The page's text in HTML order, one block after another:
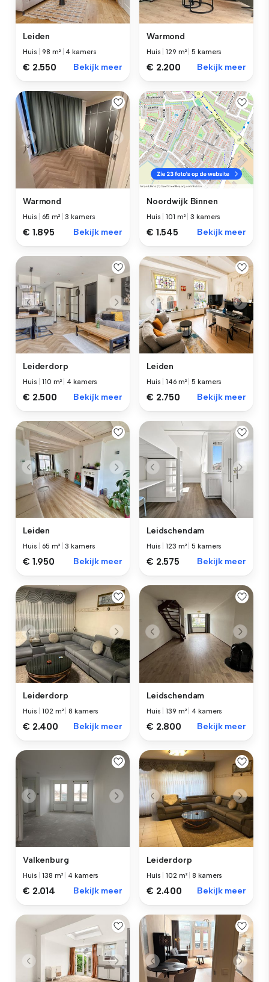
Leiden
Huis |98 m² 4 kamers
€ 2.550 Bekijk meer
Warmond
Huis |129 m² |5 kamers
€ 2.200 Bekijk meer
Warmond
Huis 65 m² |3 kamers
€ 1.895 Bekijk meer
Noordwijk Binnen
Huis |101 m² |3 kamers
€ 1.545 Bekijk meer
Leiderdorp
Huis |110 m² 4 kamers
€ 2.500 Bekijk meer
Leiden
Huis |146 m² |5 kamers
€ 2.750 Bekijk meer
Leiden
Huis 65 m² |3 kamers
€ 1.950 Bekijk meer
Leidschendam
Huis |123 m² |5 kamers
€ 2.575 Bekijk meer
Leiderdorp
Huis |102 m² |8 kamers
€ 2.400 Bekijk meer
Leidschendam
Huis |139 m² 4 kamers
€ 2.800 Bekijk meer
Valkenburg
Huis |138 m² 4 kamers
€ 2.014 Bekijk meer
Leiderdorp
Huis |102 m² |8 kamers
€ 2.400 Bekijk meer